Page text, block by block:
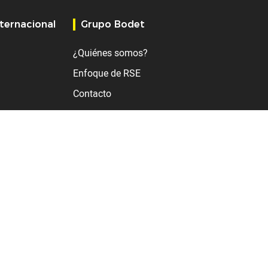
Grupo Bodet
¿Quiénes somos?
Enfoque de RSE
Contacto